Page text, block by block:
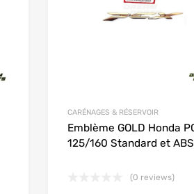
CARÉNAGES & RÉSERVOIR
Emblème GOLD Honda
125/160 Standard et ABS
(0 reviews)